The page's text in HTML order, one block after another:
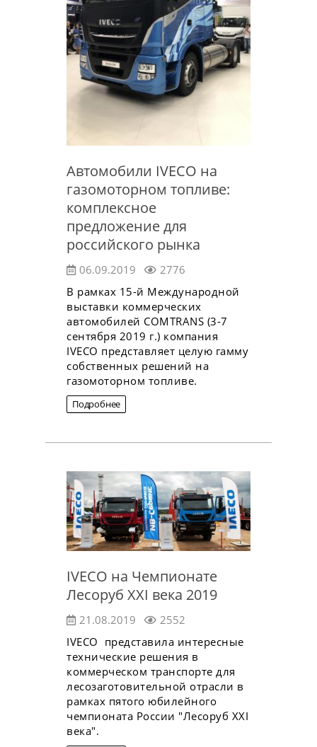
Автомобили IVECO на
газомоторном топливе:
комплексное
предложение для
российского рынка
06.09.2019
2776
В рамках 15-й Международной
выставки коммерческих
автомобилей COMTRANS (3-7
сентября 2019 г.) компания
IVECO представляет целую гамму
собственных решений на
газомоторном топливе.
Подробнее
IVECO на Чемпионате
Лесоруб XXI века 2019
21.08.2019
2552
IVECO представила интересные
технические решения в
коммерческом транспорте для
лесозаготовительной отрасли в
рамках пятого юбилейного
чемпионата России "Лесоруб ХХI
века".